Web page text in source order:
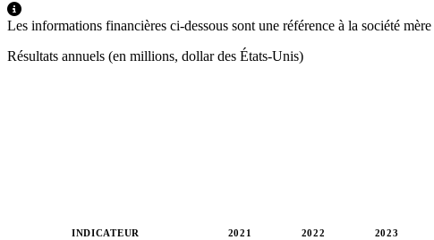
Les informations financières ci-dessous sont une référence à la société mère
Résultats annuels (en millions, dollar des États-Unis)
INDICATEUR 2021 2022 2023